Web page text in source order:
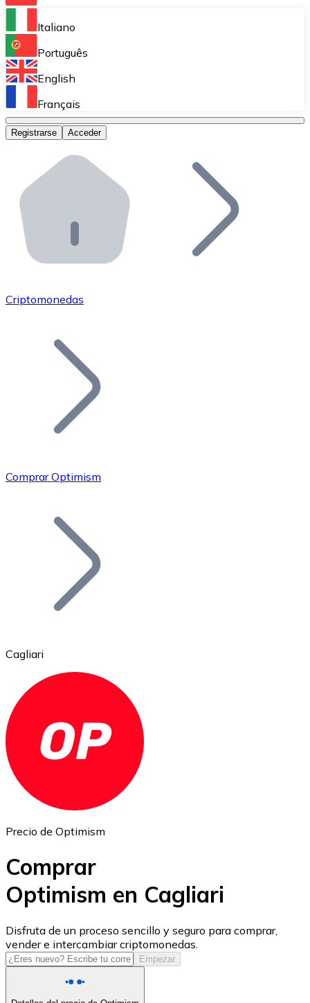
Bitnovo Ramp
Integra nuestra solución en tu plataforma.
Bitnovo Giftcards
Bitnovo OTC
Bitnovo ATM
Integra un ATM Bitnovo en tu negocio y permite que
Bitnovo API
Integra nuestra API en tu ecosistema.
Únete a nuestra red de distribuidores.
Añade tu proyecto a nuestro ecosistema.
Bitcoin
Ethereum
ETH
USD Coin
USDC
Italiano
Português
English
Français
Registrarse Acceder
Criptomonedas
Comprar Optimism
Cagliari
Precio de Optimism
Comprar
Optimism en Cagliari
Disfruta de un proceso sencillo y seguro para comprar,
vender e intercambiar criptomonedas.
Empezar